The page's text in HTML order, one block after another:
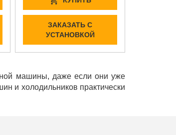
ЗАКАЗАТЬ С
УСТАНОВКОЙ
машины, даже если они уже
и холодильников практически